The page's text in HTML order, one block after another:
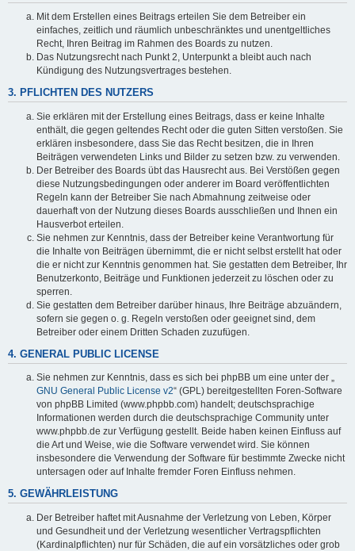
Mit dem Erstellen eines Beitrags erteilen Sie dem Betreiber ein
einfaches, zeitlich und räumlich unbeschränktes und unentgeltliches
Recht, Ihren Beitrag im Rahmen des Boards zu nutzen.
Das Nutzungsrecht nach Punkt 2, Unterpunkt a bleibt auch nach
Kündigung des Nutzungsvertrages bestehen.
3. PFLICHTEN DES NUTZERS
Sie erklären mit der Erstellung eines Beitrags, dass er keine Inhalte
enthält, die gegen geltendes Recht oder die guten Sitten verstoßen. Sie
erklären insbesondere, dass Sie das Recht besitzen, die in Ihren
Beiträgen verwendeten Links und Bilder zu setzen bzw. zu verwenden.
Der Betreiber des Boards übt das Hausrecht aus. Bei Verstößen gegen
diese Nutzungsbedingungen oder anderer im Board veröffentlichten
Regeln kann der Betreiber Sie nach Abmahnung zeitweise oder
dauerhaft von der Nutzung dieses Boards ausschließen und Ihnen ein
Hausverbot erteilen.
Sie nehmen zur Kenntnis, dass der Betreiber keine Verantwortung für
die Inhalte von Beiträgen übernimmt, die er nicht selbst erstellt hat oder
die er nicht zur Kenntnis genommen hat. Sie gestatten dem Betreiber, Ihr
Benutzerkonto, Beiträge und Funktionen jederzeit zu löschen oder zu
sperren.
Sie gestatten dem Betreiber darüber hinaus, Ihre Beiträge abzuändern,
sofern sie gegen o. g. Regeln verstoßen oder geeignet sind, dem
Betreiber oder einem Dritten Schaden zuzufügen.
4. GENERAL PUBLIC LICENSE
Sie nehmen zur Kenntnis, dass es sich bei phpBB um eine unter der „
GNU General Public License v2“ (GPL) bereitgestellten Foren-Software
von phpBB Limited (www.phpbb.com) handelt; deutschsprachige
Informationen werden durch die deutschsprachige Community unter
www.phpbb.de zur Verfügung gestellt. Beide haben keinen Einfluss auf
die Art und Weise, wie die Software verwendet wird. Sie können
insbesondere die Verwendung der Software für bestimmte Zwecke nicht
untersagen oder auf Inhalte fremder Foren Einfluss nehmen.
5. GEWÄHRLEISTUNG
Der Betreiber haftet mit Ausnahme der Verletzung von Leben, Körper
und Gesundheit und der Verletzung wesentlicher Vertragspflichten
(Kardinalpflichten) nur für Schäden, die auf ein vorsätzliches oder grob